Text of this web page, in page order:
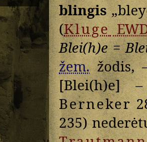
blingis
(Kluge
Blei(h)e=
žem.žodis,
[Blei(h)e]
Berneker
235)